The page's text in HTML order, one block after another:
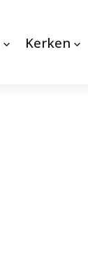
Kerken